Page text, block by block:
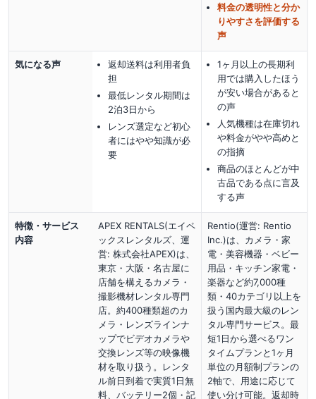
料金の透明性と分か
りやすさを評価する
声
気になる声
返却送料は利用者負
担
最低レンタル期間は
2泊3日から
レンズ選定など初心
者にはやや知識が必
要
1ヶ月以上の長期利
用では購入したほう
が安い場合があると
の声
人気機種は在庫切れ
や料金がやや高めと
の指摘
商品のほとんどが中
古品である点に言及
する声
特徴・サービス
内容
APEX RENTALS(エイペ
ックスレンタルズ、運
営: 株式会社APEX)は、
東京・大阪・名古屋に
店舗を構えるカメラ・
撮影機材レンタル専門
店。約400種類超のカ
メラ・レンズラインナ
ップでビデオカメラや
交換レンズ等の映像機
材を取り扱う。レンタ
ル前日到着で実質1日無
料、バッテリー2個・記
Rentio(運営: Rentio
Inc.)は、カメラ・家
電・美容機器・ベビー
用品・キッチン家電・
楽器など約7,000種
類・40カテゴリ以上を
扱う国内最大級のレン
タル専門サービス。最
短1日から選べるワン
タイムプランと1ヶ月
単位の月額制プランの
2軸で、用途に応じて
使い分け可能。返却時